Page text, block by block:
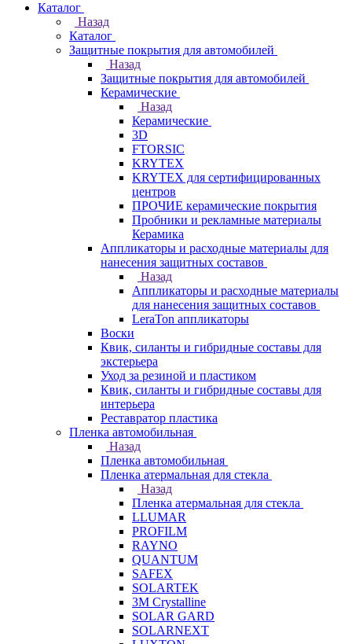
Каталог
Назад
Каталог
Защитные покрытия для автомобилей
Назад
Защитные покрытия для автомобилей
Керамические
Назад
Керамические
3D
FTORSIC
KRYTEX
KRYTEX для сертифицированных
центров
ПРОЧИЕ керамические покрытия
Пробники и рекламные материалы
Керамика
Аппликаторы и расходные материалы для
нанесения защитных составов
Назад
Аппликаторы и расходные материалы
для нанесения защитных составов
LeraTon аппликаторы
Воски
Квик, силанты и гибридные составы для
экстерьера
Уход за резиной и пластиком
Квик, силанты и гибридные составы для
интерьера
Реставратор пластика
Пленка автомобильная
Назад
Пленка автомобильная
Пленка атермальная для стекла
Назад
Пленка атермальная для стекла
LLUMAR
PROFILM
RAYNO
QUANTUM
SAFEX
SOLARTEK
3M Crystalline
SOLAR GARD
SOLARNEXT